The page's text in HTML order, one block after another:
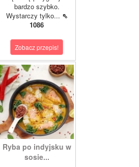
bardzo szybko.
Wystarczy tylko... ⇖
1086
Zobacz przepis!
Ryba po indyjsku w
sosie...